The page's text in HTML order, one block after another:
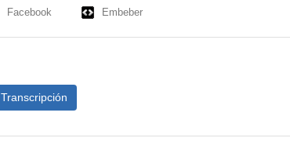
Facebook Embeber
Transcripción